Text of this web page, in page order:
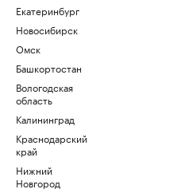
Екатеринбург
Новосибирск
Омск
Башкортостан
Вологодская
область
Калининград
Краснодарский
край
Нижний
Новгород